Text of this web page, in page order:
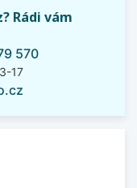
Rádi vám
570
17